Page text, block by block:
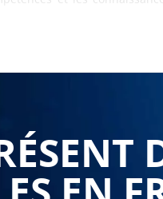
Dans cet article, nous allons
qu'elle offre.
en vigueur,